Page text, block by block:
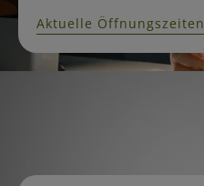
Aktuelle Öffnungszeiten